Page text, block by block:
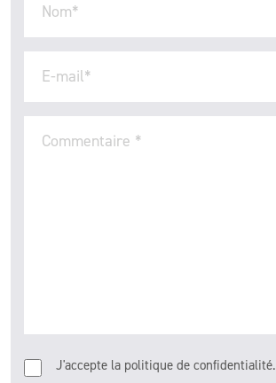
Commentaire *
E-mail*
J'accepte la politique de confidentialité.
Nom*